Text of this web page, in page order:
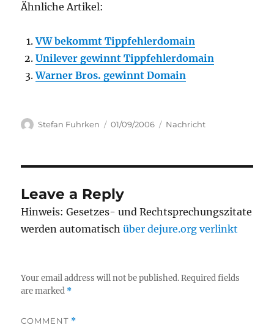
Ähnliche Artikel:
VW bekommt Tippfehlerdomain
Unilever gewinnt Tippfehlerdomain
Warner Bros. gewinnt Domain
Author
Stefan Fuhrken
Posted
01/09/2006 Categories
Nachricht
Leave a Reply
Hinweis: Gesetzes- und Rechtsprechungszitate
werden automatischüber dejure.org verlinkt
Your email address will not be published. Required fields
are marked *
COMMENT *